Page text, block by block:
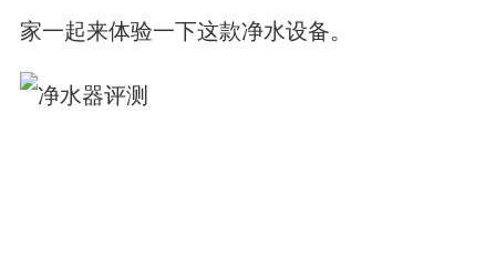
家一起来体验一下这款净水设备。